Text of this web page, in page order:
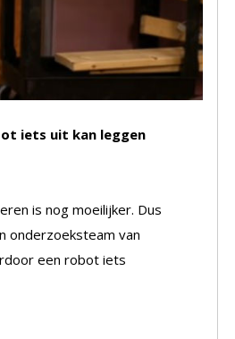
iets uit kan leggen
is nog moeilijker. Dus
onderzoeksteam van
een robot iets